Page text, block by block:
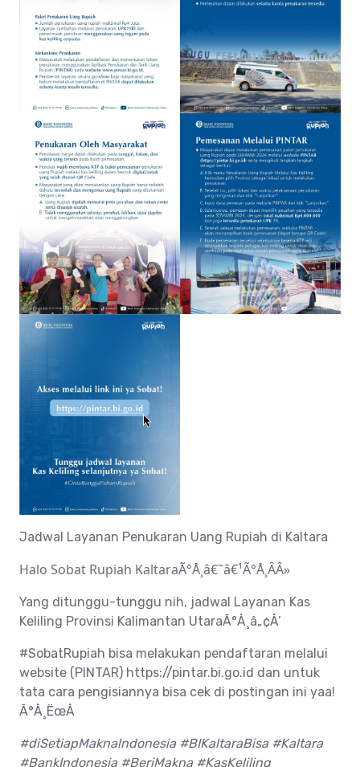
Jadwal Layanan Penukaran Uang Rupiah di Kaltara
Halo Sobat Rupiah KaltaraÃ°Å¸â€˜â€¹Ã°Å¸ÂÂ»
Yang ditunggu-tunggu nih, jadwal Layanan Kas
Keliling Provinsi Kalimantan UtaraÃ°Å¸â„¢Å’
#SobatRupiah bisa melakukan pendaftaran melalui
website (PINTAR) https://pintar.bi.go.id dan untuk
tata cara pengisiannya bisa cek di postingan ini yaa!
Ã°Å¸ËœÅ
#diSetiapMaknalndonesia #BIKaltaraBisa #Kaltara
#BankIndonesia #BeriMakna #KasKeliling